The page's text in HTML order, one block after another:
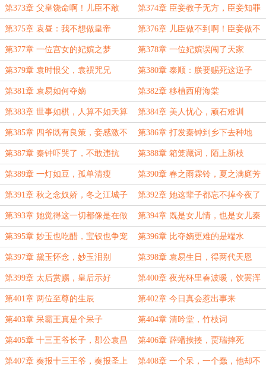
宽容
第373章 父皇饶命啊！儿臣不敢
了！
第374章 臣妾教子无方，臣妾知罪
第375章 袁昼：我不想做皇帝 第376章 儿臣做不到啊！臣妾做不
到啊！
第377章 一位宫女的妃嫔之梦 第378章 一位妃嫔误闯了天家
第379章 袁时恨父，袁禩咒兄 第380章 泰顺：朕要赐死这逆子
第381章 袁易如何夺嫡 第382章 移植西府海棠
第383章 世事如棋，人算不如天算 第384章 美人忧心，顽石难训
第385章 四爷既有良策，妾感激不
尽
第386章 打发秦钟到乡下去种地
第387章 秦钟吓哭了，不敢违抗 第388章 箱笼藏词，陌上新枝
第389章 一灯如豆，孤单清瘦 第390章 春之雨霖铃，夏之满庭芳
第391章 秋之念奴娇，冬之江城子 第392章 她这辈子都忘不掉今夜了
第393章 她觉得这一切都像是在做
梦
第394章 既是女儿情，也是女儿秦
第395章 妙玉也吃醋，宝钗也争宠 第396章 比夺嫡更难的是端水
第397章 黛玉怀念，妙玉泪别 第398章 袁易生日，得两代天恩
第399章 太后赏赐，皇后示好 第400章 夜光杯里春波暖，饮罢浑
忘岁月赊
第401章 两位至尊的生辰 第402章 今日真会惹出事来
第403章 呆霸王真是个呆子 第404章 清吟堂，竹枝词
第405章 十三王爷长子，郡公袁昌 第406章 薛蟠挨揍，贾瑞摔死
第407章 奏报十三王爷，奏报圣上 第408章 一个呆，一个蠢，他却不